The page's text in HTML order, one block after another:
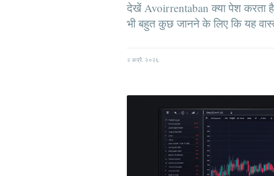
देखें Avoirrentaban क्या पेश करता है:
भी बहुत कुछ जानने के लिए कि यह
२ अप्रै. २०२६